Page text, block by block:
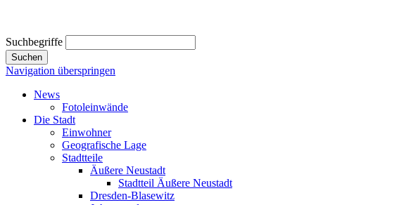
Suchbegriffe
Suchen
Navigation überspringen
News
Fotoleinwände
Die Stadt
Einwohner
Geografische Lage
Stadtteile
Äußere Neustadt
Stadtteil Äußere Neustadt
Dresden-Blasewitz